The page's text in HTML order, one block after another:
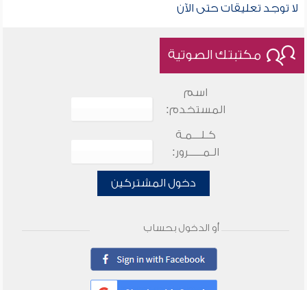
لا توجد تعليقات حتى الآن
مكتبتك الصوتية
اسم
المستخدم:
كـلـــمـة
الـمـــــرور:
دخول المشتركين
أو الدخول بحساب